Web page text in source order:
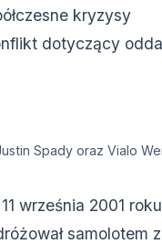
kryzysy
dotyczący
Spady oraz Vialo
września 2001
samolotem z